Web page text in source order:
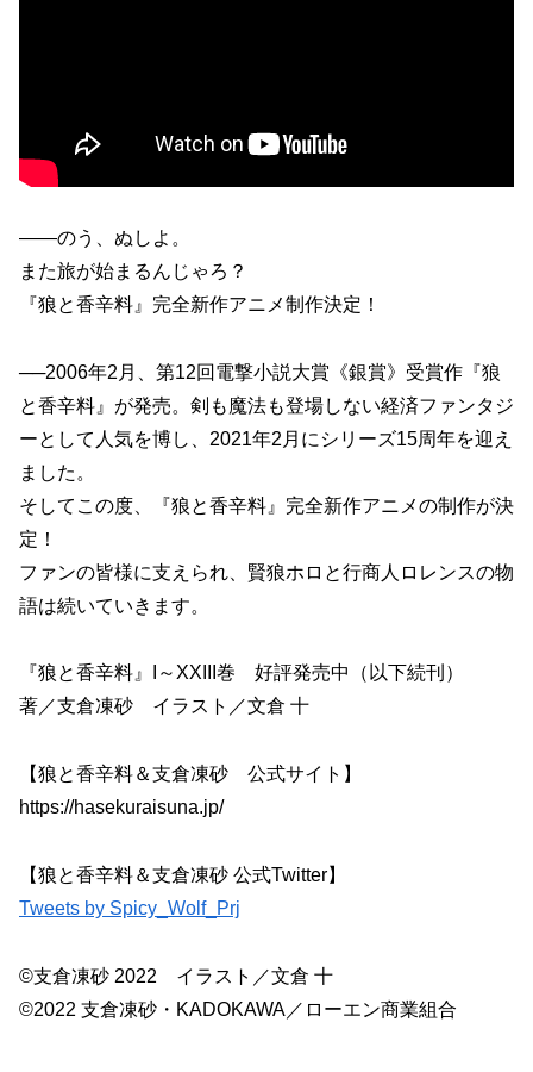
――のう、ぬしよ。
また旅が始まるんじゃろ？
『狼と香辛料』完全新作アニメ制作決定！
──2006年2月、第12回電撃小説大賞《銀賞》受賞作『狼
と香辛料』が発売。剣も魔法も登場しない経済ファンタジ
ーとして人気を博し、2021年2月にシリーズ15周年を迎え
ました。
そしてこの度、『狼と香辛料』完全新作アニメの制作が決
定！
ファンの皆様に支えられ、賢狼ホロと行商人ロレンスの物
語は続いていきます。
『狼と香辛料』I～XXIII巻 好評発売中（以下続刊）
著／支倉凍砂 イラスト／文倉 十
【狼と香辛料＆支倉凍砂 公式サイト】
https://hasekuraisuna.jp/
【狼と香辛料＆支倉凍砂 公式Twitter】
Tweets by Spicy_Wolf_Prj
©支倉凍砂 2022 イラスト／文倉 十
©2022 支倉凍砂・KADOKAWA／ローエン商業組合